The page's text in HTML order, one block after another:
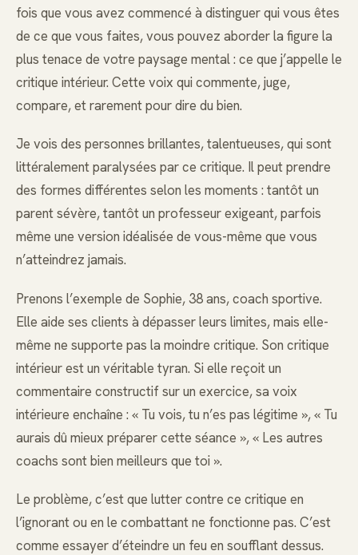
fois que vous avez commencé à distinguer qui vous êtes
de ce que vous faites, vous pouvez aborder la figure la
plus tenace de votre paysage mental : ce que j’appelle le
critique intérieur. Cette voix qui commente, juge,
compare, et rarement pour dire du bien.
Je vois des personnes brillantes, talentueuses, qui sont
littéralement paralysées par ce critique. Il peut prendre
des formes différentes selon les moments : tantôt un
parent sévère, tantôt un professeur exigeant, parfois
même une version idéalisée de vous-même que vous
n’atteindrez jamais.
Prenons l’exemple de Sophie, 38 ans, coach sportive.
Elle aide ses clients à dépasser leurs limites, mais elle-
même ne supporte pas la moindre critique. Son critique
intérieur est un véritable tyran. Si elle reçoit un
commentaire constructif sur un exercice, sa voix
intérieure enchaîne : « Tu vois, tu n’es pas légitime », « Tu
aurais dû mieux préparer cette séance », « Les autres
coachs sont bien meilleurs que toi ».
Le problème, c’est que lutter contre ce critique en
l’ignorant ou en le combattant ne fonctionne pas. C’est
comme essayer d’éteindre un feu en soufflant dessus.